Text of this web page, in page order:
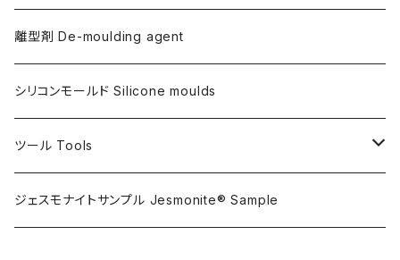
金属仕上げ副資材
AQSコートAC100用
フレキシガードシーラーAC730用
ステインプルーフコートAC100/AC730両用
シリコン
アルギン酸塩（アルジネート）
離型剤 De-moulding agent
シリコンモールド Silicone moulds
ツール Tools
攪拌ブレード Mixing blade
ジェスモナイトサンプル Jesmonite® Sample